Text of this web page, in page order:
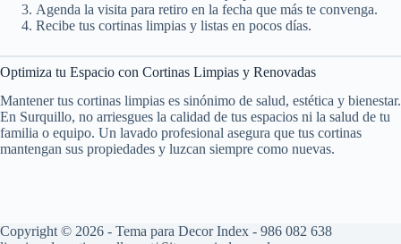
Agenda la visita para retiro en la fecha que más te convenga.
Recibe tus cortinas limpias y listas en pocos días.
Optimiza tu Espacio con Cortinas Limpias y Renovadas
Mantener tus cortinas limpias es sinónimo de salud, estética y bienestar.
En Surquillo, no arriesgues la calidad de tus espacios ni la salud de tu
familia o equipo. Un lavado profesional asegura que tus cortinas
mantengan sus propiedades y luzcan siempre como nuevas.
Copyright © 2026 - Tema para Decor Index - 986 082 638